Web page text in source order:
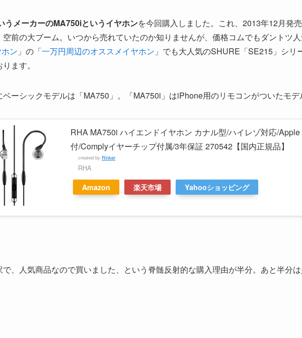
うメーカーのMA750iというイヤホンを今回購入しました。これ、2013年12月発
空前の大ブーム。いつから売れていたのか知りませんが、価格コムでもダントツ
ン 」の「一万円周辺のオススメイヤホン 」でも大人気のSHURE「SE215」シ
ます。
ベーシックモデルは「MA750」。「MA750i」はiPhone用のリモコンがついたモ
RHA MA750i ハイエンドイヤホン カナル型/ハイレゾ対応/
付/Complyイヤーチップ付属/3年保証 270542【国内正規品】
created by Rinker
RHA
Amazon 楽天市場 Yahooショッピング
で、人気商品なので買いました、という脊髄反射的な購入理由が半分。あと半分